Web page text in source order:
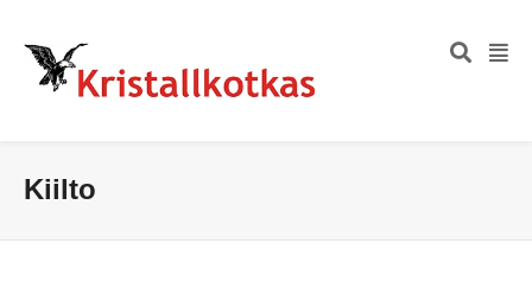
Kiilto